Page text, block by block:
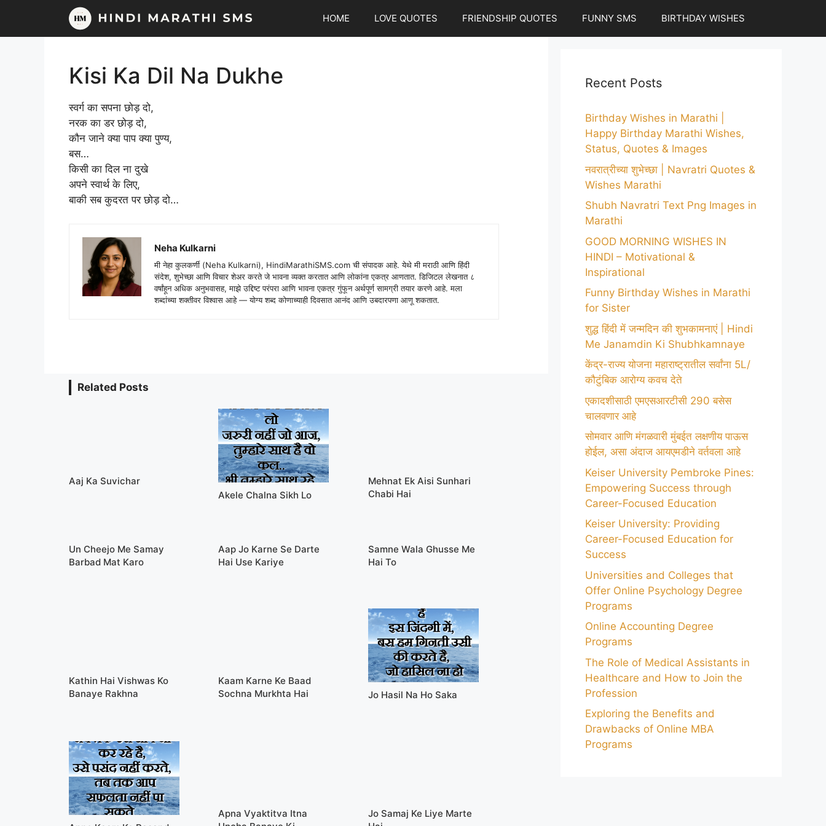
content
HOME LOVE QUOTES FRIENDSHIP QUOTES FUNNY SMS BIRTHDAY WISHES
Kisi Ka Dil Na Dukhe
स्वर्ग का सपना छोड़ दो,
नरक का डर छोड़ दो,
कौन जाने क्या पाप क्या पुण्य,
बस…
किसी का दिल ना दुखे
अपने स्वार्थ के लिए,
बाकी सब कुदरत पर छोड़ दो…
Neha Kulkarni
मी नेहा कुलकर्णी (Neha Kulkarni), HindiMarathiSMS.com ची संपादक आहे. येथे मी मराठी आणि हिंदी
संदेश, शुभेच्छा आणि विचार शेअर करते जे भावना व्यक्त करतात आणि लोकांना एकत्र आणतात. डिजिटल लेखनात ८
वर्षांहून अधिक अनुभवासह, माझे उद्दिष्ट परंपरा आणि भावना एकत्र गुंफून अर्थपूर्ण सामग्री तयार करणे आहे. मला
शब्दांच्या शक्तीवर विश्वास आहे — योग्य शब्द कोणाच्याही दिवसात आनंद आणि उबदारपणा आणू शकतात.
Related Posts
Aaj Ka Suvichar
Akele Chalna Sikh Lo
Mehnat Ek Aisi Sunhari
Chabi Hai
Un Cheejo Me Samay
Barbad Mat Karo
Aap Jo Karne Se Darte
Hai Use Kariye
Samne Wala Ghusse Me
Hai To
Kathin Hai Vishwas Ko
Banaye Rakhna
Kaam Karne Ke Baad
Sochna Murkhta Hai
Jo Hasil Na Ho Saka
Apna Vyaktitva Itna
Jo Samaj Ke Liye Marte
Recent Posts
Birthday Wishes in Marathi |
Happy Birthday Marathi Wishes,
Status, Quotes & Images
नवरात्रीच्या शुभेच्छा | Navratri Quotes &
Wishes Marathi
Shubh Navratri Text Png Images in
Marathi
GOOD MORNING WISHES IN
HINDI – Motivational &
Inspirational
Funny Birthday Wishes in Marathi
for Sister
शुद्ध हिंदी में जन्मदिन की शुभकामनाएं | Hindi
Me Janamdin Ki Shubhkamnaye
केंद्र-राज्य योजना महाराष्ट्रातील सर्वांना 5L/
कौटुंबिक आरोग्य कवच देते
एकादशीसाठी एमएसआरटीसी 290 बसेस
चालवणार आहे
सोमवार आणि मंगळवारी मुंबईत लक्षणीय पाऊस
होईल, असा अंदाज आयएमडीने वर्तवला आहे
Keiser University Pembroke Pines:
Empowering Success through
Career-Focused Education
Keiser University: Providing
Career-Focused Education for
Success
Universities and Colleges that
Offer Online Psychology Degree
Programs
Online Accounting Degree
Programs
The Role of Medical Assistants in
Healthcare and How to Join the
Profession
Exploring the Benefits and
Drawbacks of Online MBA
Programs